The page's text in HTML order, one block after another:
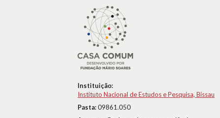
Instituição:
Instituto Nacional de Estudos e Pesquisa, Bissau
Pasta:09861.050